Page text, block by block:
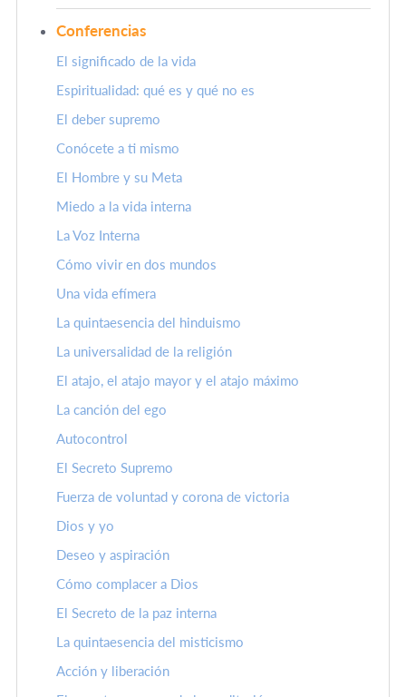
Conferencias
El significado de la vida
Espiritualidad: qué es y qué no es
El deber supremo
Conócete a ti mismo
El Hombre y su Meta
Miedo a la vida interna
La Voz Interna
Cómo vivir en dos mundos
Una vida efímera
La quintaesencia del hinduismo
La universalidad de la religión
El atajo, el atajo mayor y el atajo máximo
La canción del ego
Autocontrol
El Secreto Supremo
Fuerza de voluntad y corona de victoria
Dios y yo
Deseo y aspiración
Cómo complacer a Dios
El Secreto de la paz interna
La quintaesencia del misticismo
Acción y liberación